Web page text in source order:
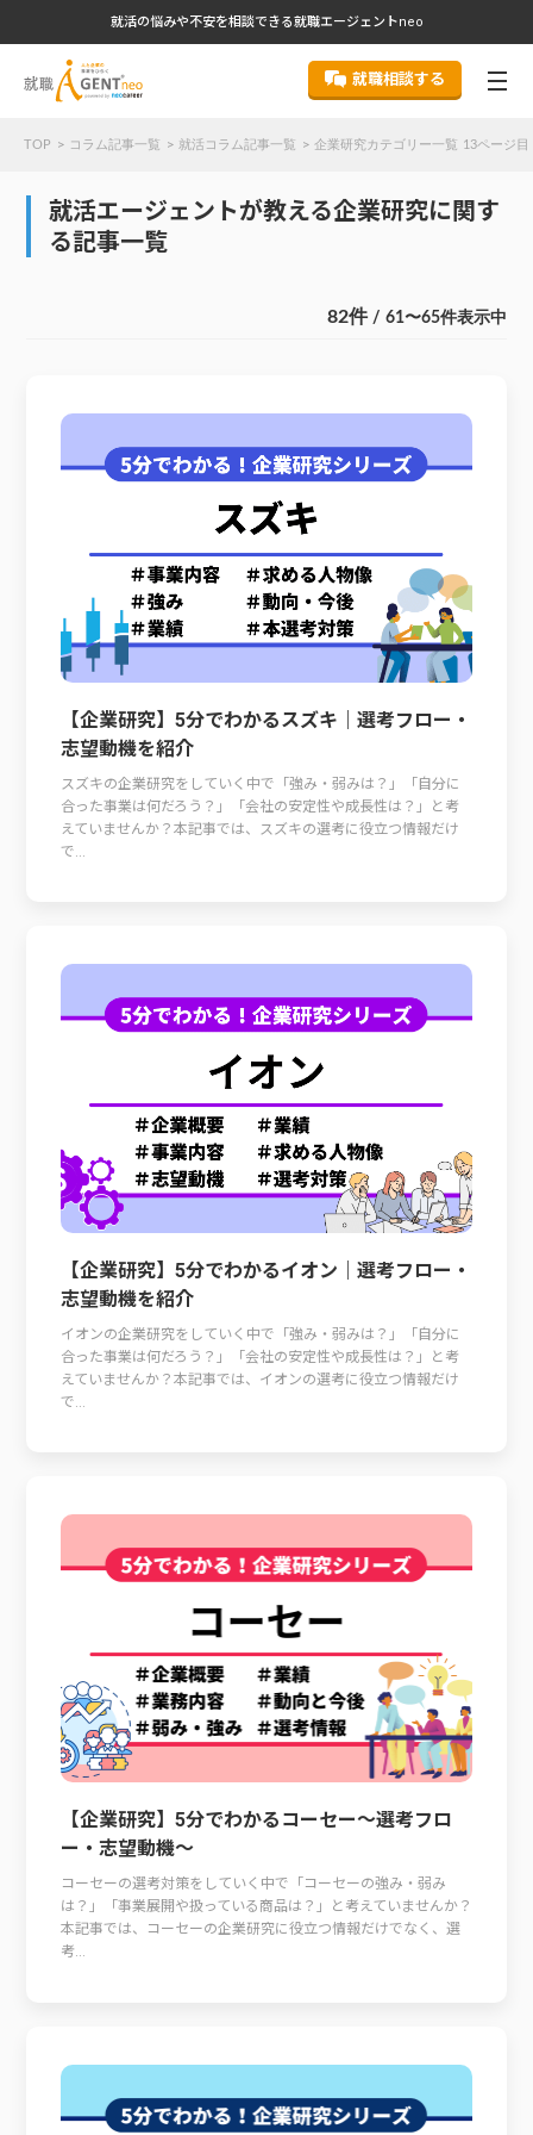
就活の悩みや不安を相談できる就職エージェントneo
就職相談する
TOP コラム記事一覧 就活コラム記事一覧 企業研究カテゴリー一覧 13ページ目
就活エージェントが教える企業研究に関す
る記事一覧
82件/ 61〜65件表示中
【企業研究】5分でわかるスズキ｜選考フロー・
志望動機を紹介
スズキの企業研究をしていく中で「強み・弱みは？」「自分に
合った事業は何だろう？」「会社の安定性や成長性は？」と考
えていませんか？本記事では、スズキの選考に役立つ情報だけ
で...
【企業研究】5分でわかるイオン｜選考フロー・
志望動機を紹介
イオンの企業研究をしていく中で「強み・弱みは？」「自分に
合った事業は何だろう？」「会社の安定性や成長性は？」と考
えていませんか？本記事では、イオンの選考に役立つ情報だけ
で...
【企業研究】5分でわかるコーセー～選考フロ
ー・志望動機～
コーセーの選考対策をしていく中で「コーセーの強み・弱み
は？」「事業展開や扱っている商品は？」と考えていませんか？
本記事では、コーセーの企業研究に役立つ情報だけでなく、選
考...